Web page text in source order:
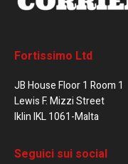
Fortissimo Ltd
JB House Floor 1 Room 1
Lewis F. Mizzi Street
Iklin IKL 1061-Malta
Seguici sui social